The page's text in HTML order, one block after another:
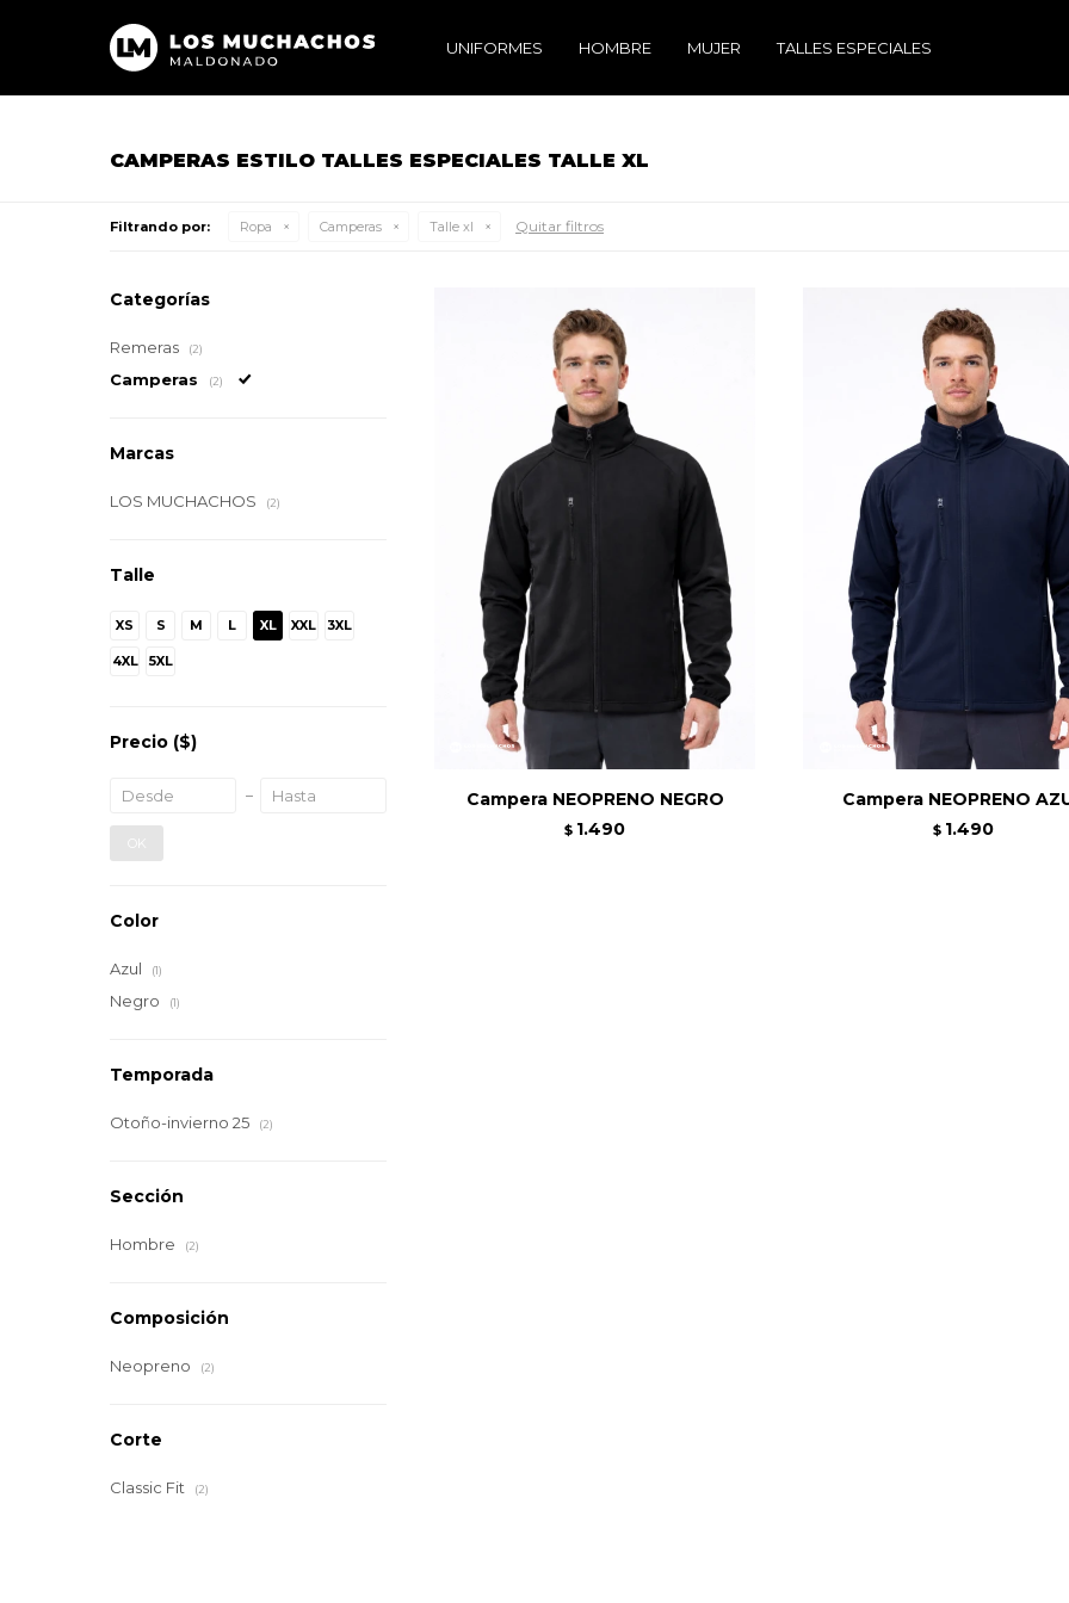
UNIFORMES HOMBRE MUJER TALLES ESPECIALES
CAMPERAS ESTILO TALLES ESPECIALES TALLE XL
Filtrando por: Ropa Camperas Talle xl Quitar filtros
Campera NEOPRENO NEGRO
$ 1.490
Campera NEOPRENO
$ 1.490
Categorías
Remeras (2)
Camperas (2)
Marcas
LOS MUCHACHOS (2)
Talle
XS S M L XL XXL 3XL
4XL 5XL
Precio ($)
OK
Color
Azul (1)
Negro (1)
Temporada
Otoño-invierno 25 (2)
Sección
Hombre (2)
Composición
Neopreno (2)
Corte
Classic Fit (2)